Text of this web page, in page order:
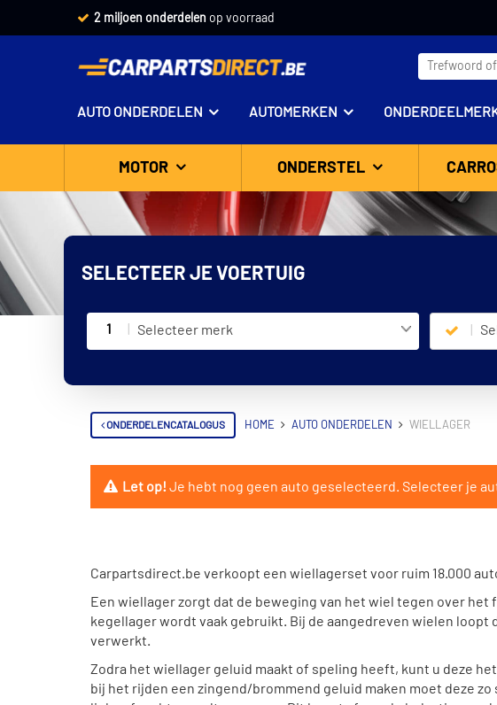
2 miljoen onderdelen op voorraad
AUTO ONDERDELEN AUTOMERKEN
MOTOR ONDERSTEL
SELECTEER JE VOERTUIG
1 Selecteer merk
ONDERDELENCATALOGUS HOME AUTO ONDERDELEN WIELLAGER
Let op!Je hebt nog geen auto geselecteerd. Selecteer je
Carpartsdirect.be verkoopt een wiellagerset voor ruim 18.000
Een wiellager zorgt dat de beweging van het wiel tegen over
kegellager wordt vaak gebruikt. Bij de aangedreven wielen
verwerkt.
Zodra het wiellager geluid maakt of speling heeft, kunt u deze
bij het rijden een zingend/brommend geluid maken moet deze